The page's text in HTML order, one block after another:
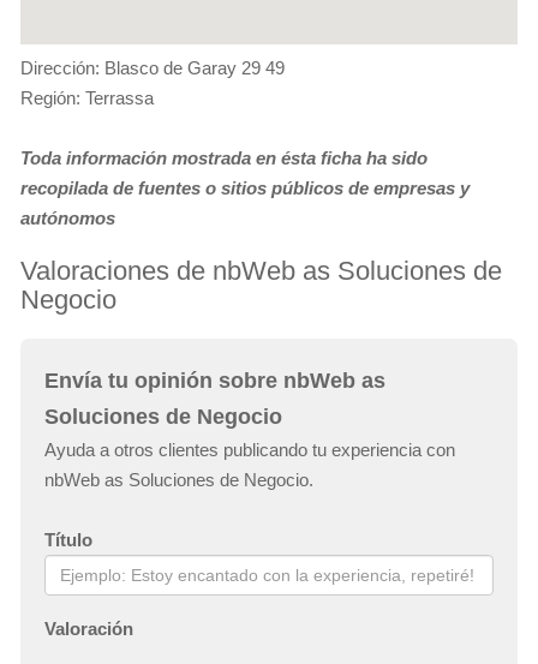
Dirección: Blasco de Garay 29 49
Región: Terrassa
Toda información mostrada en ésta ficha ha sido
recopilada de fuentes o sitios públicos de empresas y
autónomos
Valoraciones de nbWeb as Soluciones de
Negocio
Envía tu opinión sobre nbWeb as
Soluciones de Negocio
Ayuda a otros clientes publicando tu experiencia con
nbWeb as Soluciones de Negocio.
Título
Valoración